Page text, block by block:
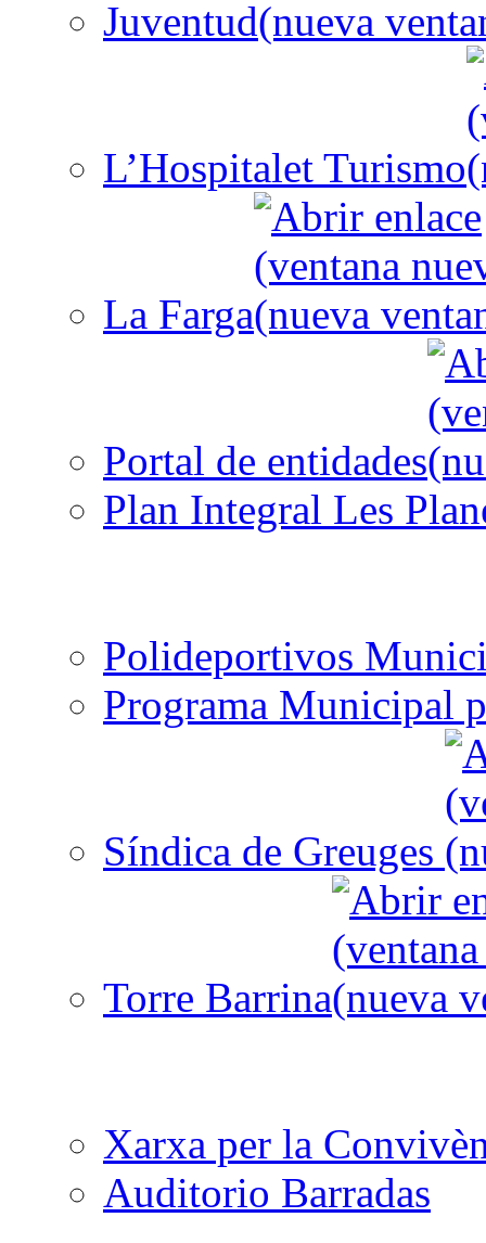
Juventud
L’Hospitalet Turismo
La Farga
Portal de entidades
Plan Integral Les
Polideportivos
Programa Municipal
Síndica de Greuges
Torre Barrina
Xarxa per la
Auditorio Barradas